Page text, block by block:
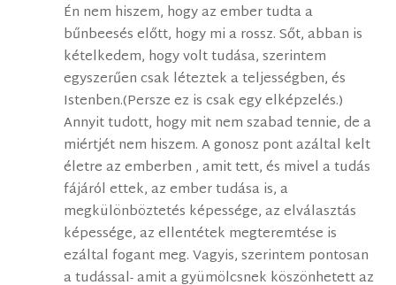
Én nem hiszem, hogy az ember tudta a
bűnbeesés előtt, hogy mi a rossz. Sőt, abban is
kételkedem, hogy volt tudása, szerintem
egyszerűen csak léteztek a teljességben, és
Istenben.(Persze ez is csak egy elképzelés.)
Annyit tudott, hogy mit nem szabad tennie, de a
miértjét nem hiszem. A gonosz pont azáltal kelt
életre az emberben , amit tett, és mivel a tudás
fájáról ettek, az ember tudása is, a
megkülönböztetés képessége, az elválasztás
képessége, az ellentétek megteremtése is
ezáltal fogant meg. Vagyis, szerintem pontosan
a tudással- amit a gyümölcsnek köszönhetett az